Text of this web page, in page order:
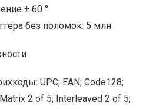
± 60 °
без поломок: 5 млн
UPC; EAN; Code128;
2 of 5; Interleaved 2 of 5;